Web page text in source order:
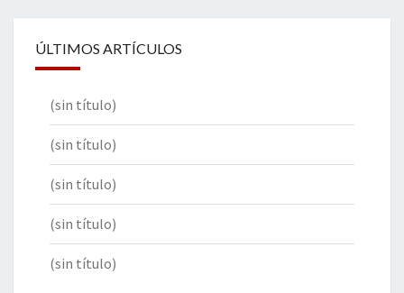
ÚLTIMOS ARTÍCULOS
(sin título)
(sin título)
(sin título)
(sin título)
(sin título)